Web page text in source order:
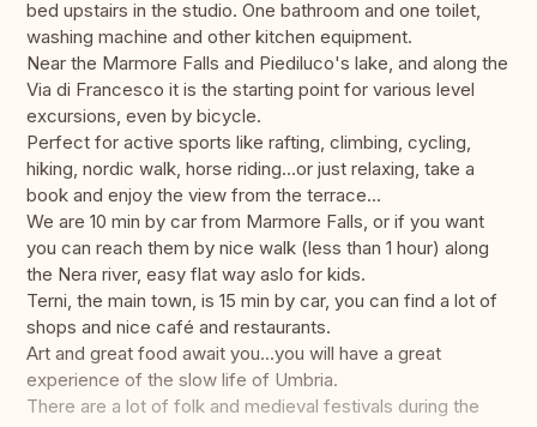
bed upstairs in the studio. One bathroom and one toilet,
washing machine and other kitchen equipment.
Near the Marmore Falls and Piediluco's lake, and along the
Via di Francesco it is the starting point for various level
excursions, even by bicycle.
Perfect for active sports like rafting, climbing, cycling,
hiking, nordic walk, horse riding...or just relaxing, take a
book and enjoy the view from the terrace...
We are 10 min by car from Marmore Falls, or if you want
you can reach them by nice walk (less than 1 hour) along
the Nera river, easy flat way aslo for kids.
Terni, the main town, is 15 min by car, you can find a lot of
shops and nice café and restaurants.
Art and great food await you...you will have a great
experience of the slow life of Umbria.
There are a lot of folk and medieval festivals during the